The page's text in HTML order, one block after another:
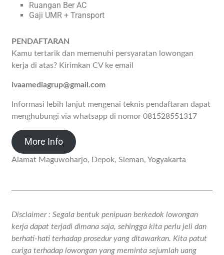
Ruangan Ber AC
Gaji UMR + Transport
PENDAFTARAN
Kamu tertarik dan memenuhi persyaratan lowongan
kerja di atas? Kirimkan CV ke email
ivaamediagrup@gmail.com
Informasi lebih lanjut mengenai teknis pendaftaran dapat
menghubungi via whatsapp di nomor 081528551317
More Info
Alamat Maguwoharjo, Depok, Sleman, Yogyakarta
Disclaimer : Segala bentuk penipuan berkedok lowongan
kerja dapat terjadi dimana saja, sehingga kita perlu jeli dan
berhati-hati terhadap prosedur yang ditawarkan. Kita patut
curiga terhadap lowongan yang meminta sejumlah uang